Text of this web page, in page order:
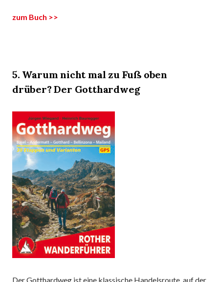
zum Buch >>
5. Warum nicht mal zu Fuß oben
drüber? Der Gotthardweg
Der Gotthardweg ist eine klassische Handelsroute, auf der